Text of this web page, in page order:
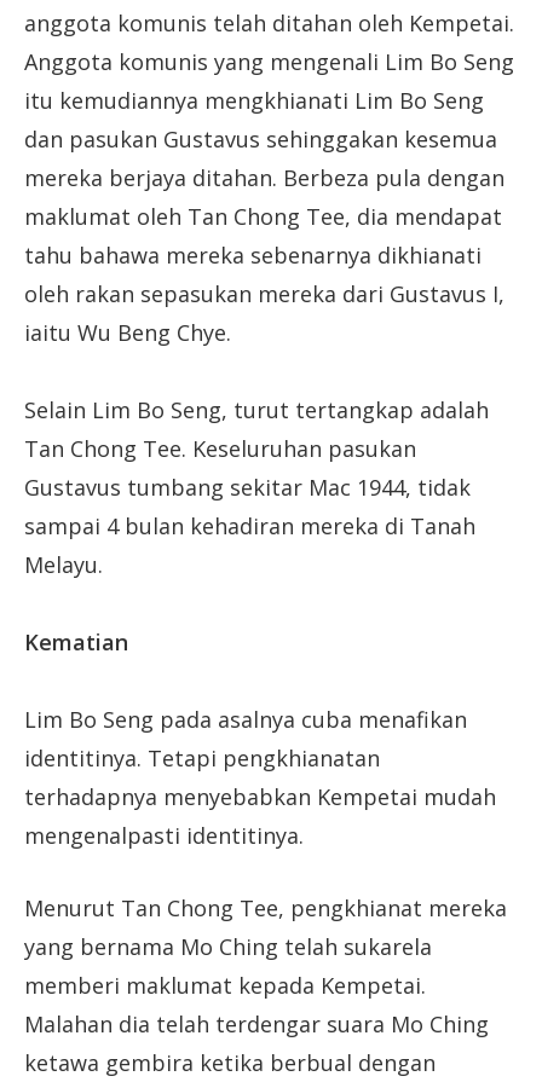
anggota komunis telah ditahan oleh Kempetai.
Anggota komunis yang mengenali Lim Bo Seng
itu kemudiannya mengkhianati Lim Bo Seng
dan pasukan Gustavus sehinggakan kesemua
mereka berjaya ditahan. Berbeza pula dengan
maklumat oleh Tan Chong Tee, dia mendapat
tahu bahawa mereka sebenarnya dikhianati
oleh rakan sepasukan mereka dari Gustavus I,
iaitu Wu Beng Chye.
Selain Lim Bo Seng, turut tertangkap adalah
Tan Chong Tee. Keseluruhan pasukan
Gustavus tumbang sekitar Mac 1944, tidak
sampai 4 bulan kehadiran mereka di Tanah
Melayu.
Kematian
Lim Bo Seng pada asalnya cuba menafikan
identitinya. Tetapi pengkhianatan
terhadapnya menyebabkan Kempetai mudah
mengenalpasti identitinya.
Menurut Tan Chong Tee, pengkhianat mereka
yang bernama Mo Ching telah sukarela
memberi maklumat kepada Kempetai.
Malahan dia telah terdengar suara Mo Ching
ketawa gembira ketika berbual dengan